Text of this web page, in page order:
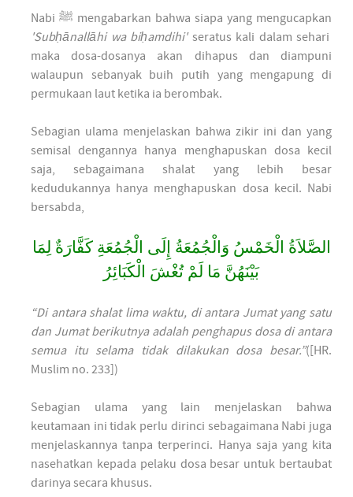
Nabi ﷺ mengabarkan bahwa siapa yang mengucapkan
'Subḥānallāhi wa biḥamdihi'seratus kali dalam sehari
maka dosa-dosanya akan dihapus dan diampuni
walaupun sebanyak buih putih yang mengapung di
permukaan laut ketika ia berombak.
Sebagian ulama menjelaskan bahwa zikir ini dan yang
semisal dengannya hanya menghapuskan dosa kecil
saja, sebagaimana shalat yang lebih besar
kedudukannya hanya menghapuskan dosa kecil. Nabi
bersabda,
الصَّلاَةُ الْخَمْسُ وَالْجُمُعَةُ إِلَى الْجُمُعَةِ كَفَّارَةٌ لِمَا
بَيْنَهُنَّ مَا لَمْ تُغْشَ الْكَبَائِرُ
“Di antara shalat lima waktu, di antara Jumat yang satu
dan Jumat berikutnya adalah penghapus dosa di antara
semua itu selama tidak dilakukan dosa besar.”([HR.
Muslim no. 233])
Sebagian ulama yang lain menjelaskan bahwa
keutamaan ini tidak perlu dirinci sebagaimana Nabi juga
menjelaskannya tanpa terperinci. Hanya saja yang kita
nasehatkan kepada pelaku dosa besar untuk bertaubat
darinya secara khusus.